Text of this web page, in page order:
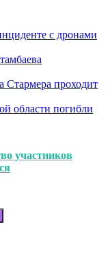
с дронами
Стармера проходит
области погибли
участников